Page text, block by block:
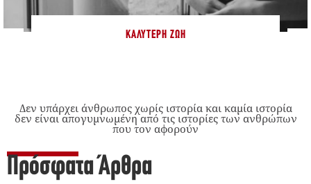
ΚΑΛΎΤΕΡΗ ΖΩΉ
Δεν υπάρχει άνθρωπος χωρίς ιστορία και καμία ιστορία
δεν είναι απογυμνωμένη από τις ιστορίες των ανθρώπων
που τον αφορούν
Πρόσφατα Άρθρα